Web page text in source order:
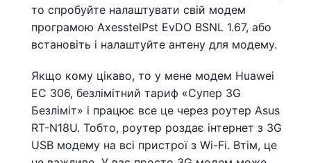
то спробуйте налаштувати свій модем
програмою AxesstelPst EvDO BSNL 1.67, або
встановіть і налаштуйте антену для модему.
Якщо кому цікаво, то у мене модем Huawei
EC 306, безлімітний тариф «Супер 3G
Безліміт» і працює все це через роутер Asus
RT-N18U. Тобто, роутер роздає інтернет з 3G
USB модему на всі пристрої з Wi-Fi. Втім, це